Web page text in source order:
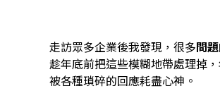
走訪眾多企業後我發現，很多問
趁年底前把這些模糊地帶處理掉
被各種瑣碎的回應耗盡心神。